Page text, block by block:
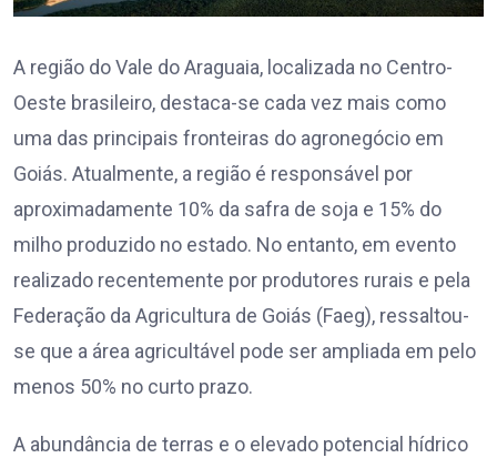
A região do Vale do Araguaia, localizada no Centro-
Oeste brasileiro, destaca-se cada vez mais como
uma das principais fronteiras do agronegócio em
Goiás. Atualmente, a região é responsável por
aproximadamente 10% da safra de soja e 15% do
milho produzido no estado. No entanto, em evento
realizado recentemente por produtores rurais e pela
Federação da Agricultura de Goiás (Faeg), ressaltou-
se que a área agricultável pode ser ampliada em pelo
menos 50% no curto prazo.
A abundância de terras e o elevado potencial hídrico